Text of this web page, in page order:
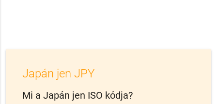
Japán jen JPY
Mi a Japán jen ISO kódja?